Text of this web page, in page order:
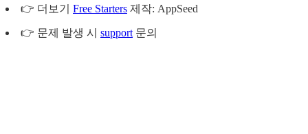
👉 더보기 Free Starters 제작: AppSeed
👉 문제 발생 시 support 문의